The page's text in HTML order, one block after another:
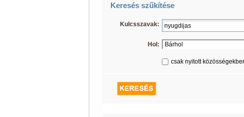
Keresés szűkítése
Kulcsszavak:
Hol:
csak nyitott